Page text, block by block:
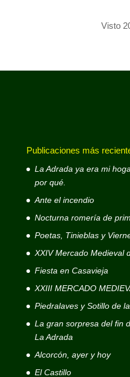
Visto
Publicaciones más
La Adrada ya era mi
por qué.
Ante el incendio
Nocturna romería de
Poetas, Tinieblas y
XXIV Mercado Medieval
Fiesta en Casavieja
XXIII MERCADO
Piedralaves y Sotillo de
La gran sorpresa del fin
La Adrada
Alcorcón, ayer y hoy
El Castillo